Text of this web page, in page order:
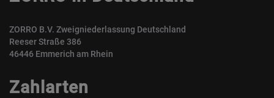
ZORRO B.V. Zweigniederlassung Deutschland
Reeser Straße 386
46446 Emmerich am Rhein
Zahlarten